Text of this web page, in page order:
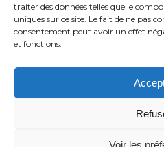
traiter des données telles que le
uniques sur ce site. Le fait de ne pas
consentement peut avoir un effet
et fonctions.
Voir les
Place de la Victoire